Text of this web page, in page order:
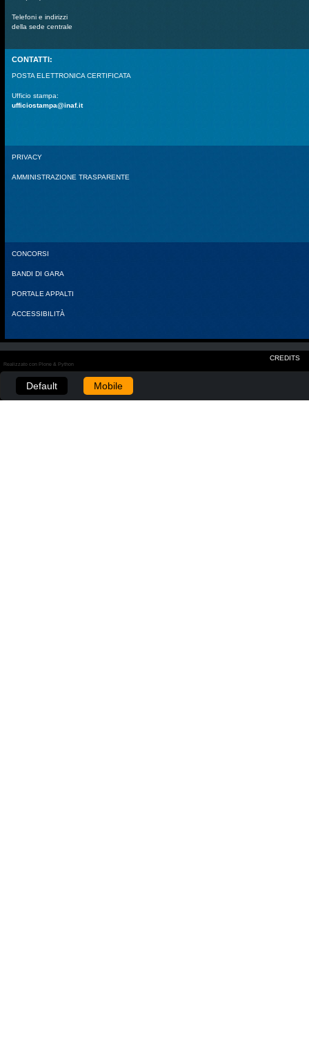
Telefoni e indirizzi
della sede centrale
CONTATTI:
POSTA ELETTRONICA CERTIFICATA
Ufficio stampa:
ufficiostampa@inaf.it
PRIVACY
AMMINISTRAZIONE TRASPARENTE
CONCORSI
BANDI DI GARA
PORTALE APPALTI
ACCESSIBILITÀ
CREDITS
Realizzato con Plone & Python
Default Mobile